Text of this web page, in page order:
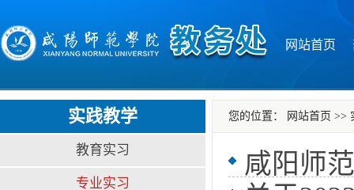
网站首页
实践教学
教育实习
专业实习
您的位置： 网站首页 >>
咸阳师